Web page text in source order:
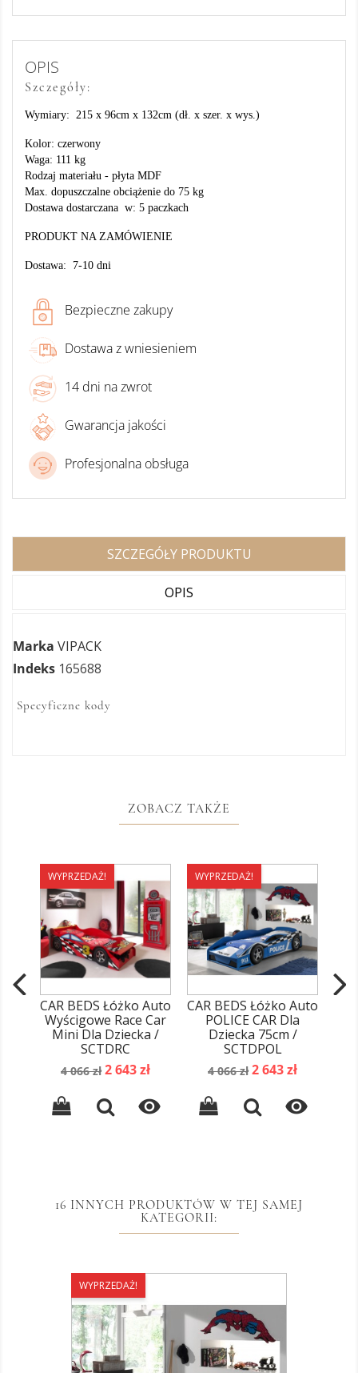
OPIS
Szczegóły:
Wymiary: 215 x 96cm x 132cm (dł. x szer. x wys.)
Kolor: czerwony
Waga: 111 kg
Rodzaj materiału - płyta MDF
Max. dopuszczalne obciążenie do 75 kg
Dostawa dostarczana w: 5 paczkach
PRODUKT NA ZAMÓWIENIE
Dostawa: 7-10 dni
Bezpieczne zakupy
Dostawa z wniesieniem
14 dni na zwrot
Gwarancja jakości
Profesjonalna obsługa
SZCZEGÓŁY PRODUKTU
OPIS
Marka VIPACK
Indeks 165688
Specyficzne kody
ZOBACZ TAKŻE
WYPRZEDAŻ!
CAR BEDS Łóżko Auto
Wyścigowe Race Car
Mini Dla Dziecka /
SCTDRC
Cena
4 066 zł Cena
2 643 zł

WYPRZEDAŻ!
CAR BEDS Łóżko Auto
POLICE CAR Dla
Dziecka 75cm /
SCTDPOL
Cena
4 066 zł Cena
2 643 zł

16 INNYCH PRODUKTÓW W TEJ SAMEJ
KATEGORII:
WYPRZEDAŻ!